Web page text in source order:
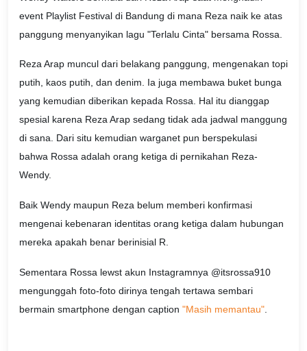
event Playlist Festival di Bandung di mana Reza naik ke atas
panggung menyanyikan lagu "Terlalu Cinta" bersama Rossa.
Reza Arap muncul dari belakang panggung, mengenakan topi
putih, kaos putih, dan denim. Ia juga membawa buket bunga
yang kemudian diberikan kepada Rossa. Hal itu dianggap
spesial karena Reza Arap sedang tidak ada jadwal manggung
di sana. Dari situ kemudian warganet pun berspekulasi
bahwa Rossa adalah orang ketiga di pernikahan Reza-
Wendy.
Baik Wendy maupun Reza belum memberi konfirmasi
mengenai kebenaran identitas orang ketiga dalam hubungan
mereka apakah benar berinisial R.
Sementara Rossa lewst akun Instagramnya @itsrossa910
mengunggah foto-foto dirinya tengah tertawa sembari
bermain smartphone dengan caption "Masih memantau"